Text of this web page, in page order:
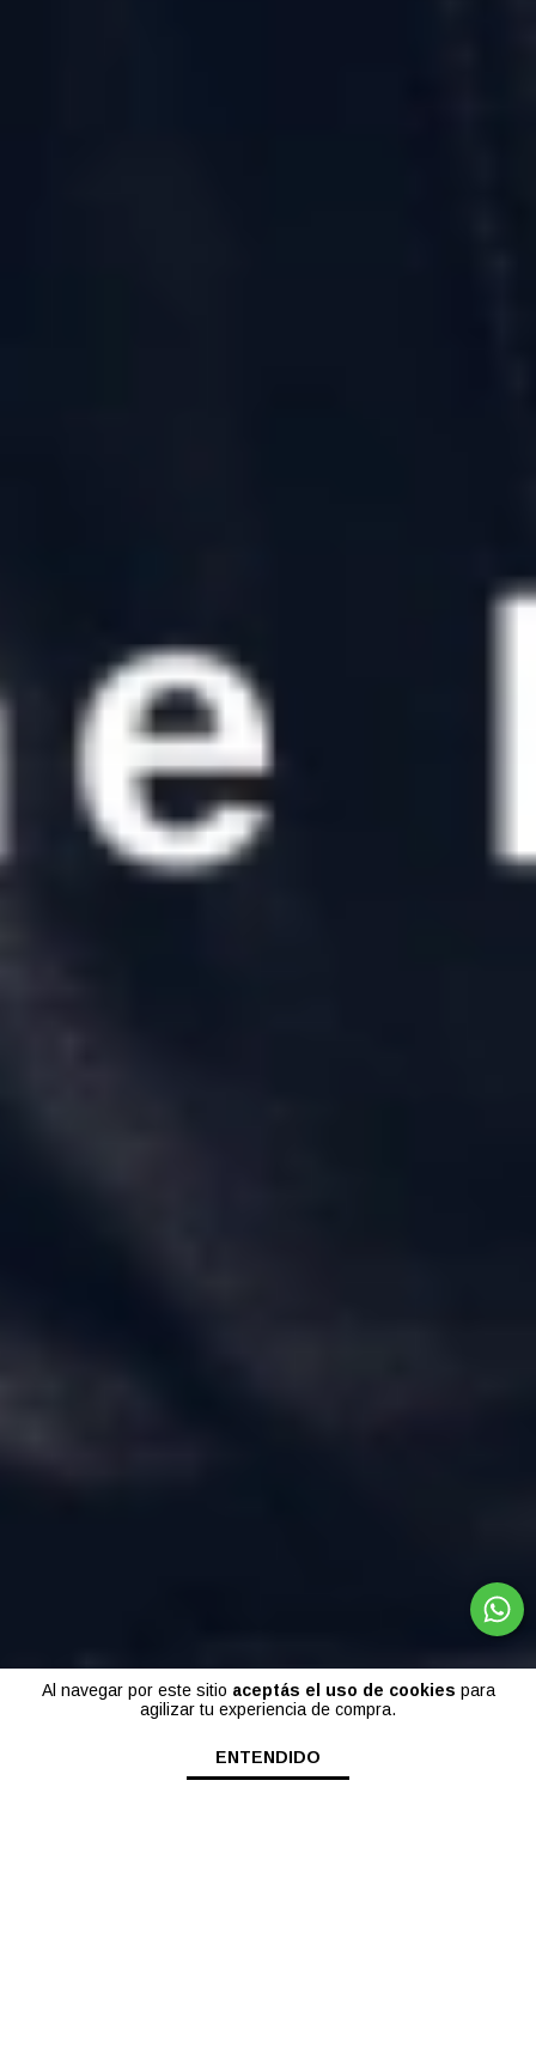
Al navegar por este sitio aceptás el uso de cookies para
agilizar tu experiencia de compra.
ENTENDIDO